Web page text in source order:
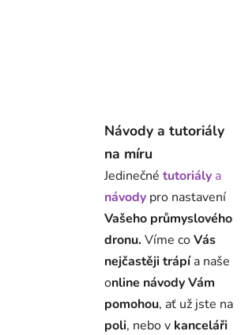
Návody a tutoriály
na míru
Jedinečné tutoriály a
návody pro nastavení
Vašeho průmyslového
dronu. Víme coVás
nejčastěji trápía naše
online návody Vám
pomohou, ať už jste na
poli, nebo v kanceláři